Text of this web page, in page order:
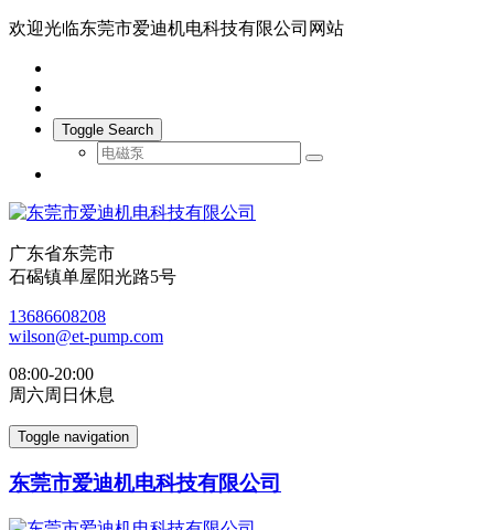
欢迎光临东莞市爱迪机电科技有限公司网站
Toggle Search
广东省东莞市
石碣镇单屋阳光路5号
13686608208
wilson@et-pump.com
08:00-20:00
周六周日休息
Toggle navigation
东莞市爱迪机电科技有限公司